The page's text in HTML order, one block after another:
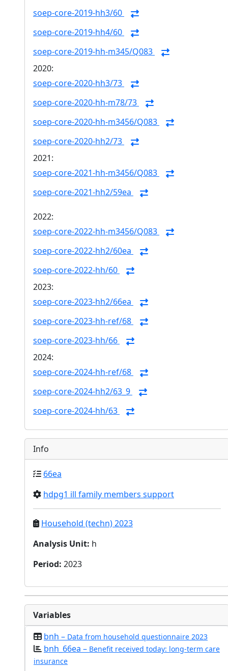
soep-core-2019-hh3/60
soep-core-2019-hh4/60
soep-core-2019-hh-m345/Q083
2020:
soep-core-2020-hh3/73
soep-core-2020-hh-m78/73
soep-core-2020-hh-m3456/Q083
soep-core-2020-hh2/73
2021:
soep-core-2021-hh-m3456/Q083
soep-core-2021-hh2/59ea
2022:
soep-core-2022-hh-m3456/Q083
soep-core-2022-hh2/60ea
soep-core-2022-hh/60
2023:
soep-core-2023-hh2/66ea
soep-core-2023-hh-ref/68
soep-core-2023-hh/66
2024:
soep-core-2024-hh-ref/68
soep-core-2024-hh2/63_9
soep-core-2024-hh/63
Info
66ea
hdpg1 ill family members support
Household (techn) 2023
Analysis Unit: h
Period: 2023
Variables
bnh – Data from household questionnaire 2023
bnh_66ea – Benefit received today: long-term care
insurance